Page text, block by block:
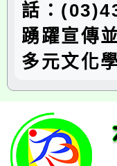
話：
踴躍宣傳
多元文化